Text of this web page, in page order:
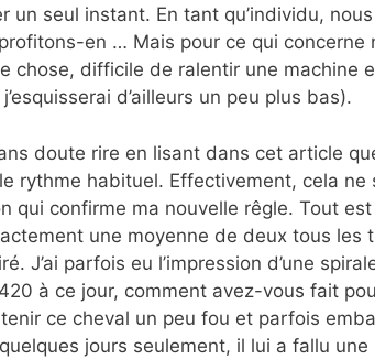
un seul instant. En tant qu’individu,
en … Mais pour ce qui concerne
chose, difficile de ralentir une machine
d’ailleurs un peu plus bas).
doute rire en lisant dans cet article
rythme habituel. Effectivement, cela ne
qui confirme ma nouvelle rêgle. Tout
une moyenne de deux tous les
J’ai parfois eu l’impression d’une
à ce jour, comment avez-vous fait
ce cheval un peu fou et parfois
jours seulement, il lui a fallu